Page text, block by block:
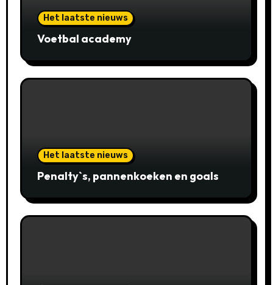
Het laatste nieuws
Voetbal academy
Het laatste nieuws
Penalty`s, pannenkoeken en goals